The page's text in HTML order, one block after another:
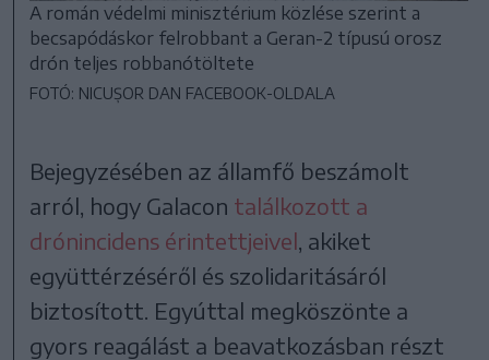
A román védelmi minisztérium közlése szerint a
becsapódáskor felrobbant a Geran-2 típusú orosz
drón teljes robbanótöltete
FOTÓ: NICUȘOR DAN FACEBOOK-OLDALA
Bejegyzésében az államfő beszámolt
arról, hogy Galacon találkozott a
drónincidens érintettjeivel , akiket
együttérzéséről és szolidaritásáról
biztosított. Egyúttal megköszönte a
gyors reagálást a beavatkozásban részt